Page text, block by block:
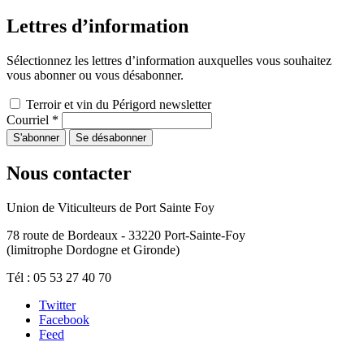
Lettres d’information
Sélectionnez les lettres d’information auxquelles vous souhaitez
vous abonner ou vous désabonner.
Terroir et vin du Périgord newsletter
Courriel *
Nous contacter
Union de Viticulteurs de Port Sainte Foy
78 route de Bordeaux - 33220 Port-Sainte-Foy
(limitrophe Dordogne et Gironde)
Tél : 05 53 27 40 70
Twitter
Facebook
Feed